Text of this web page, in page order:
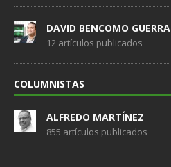
DAVID BENCOMO GUERRA
12 artículos publicados
COLUMNISTAS
ALFREDO MARTÍNEZ
855 artículos publicados